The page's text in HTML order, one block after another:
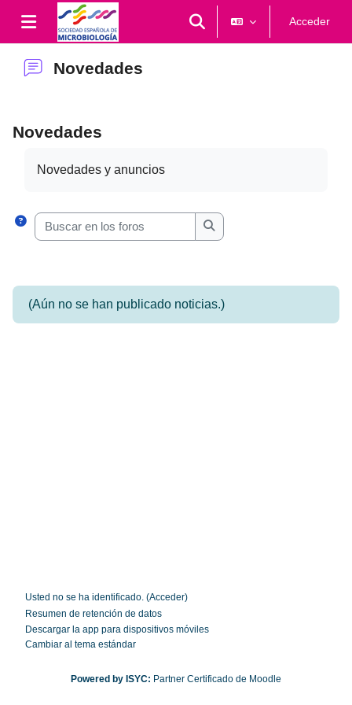
Salta al contenido principal
Panel lateral
Selector de búsqueda de
Acceder
Novedades
Novedades
Novedades y anuncios
Buscar en los foros
Buscar en los foros
(Aún no se han publicado noticias.)
Usted no se ha identificado. (Acceder)
Resumen de retención de datos
Descargar la app para dispositivos móviles
Cambiar al tema estándar
Powered by ISYC: Partner Certificado de Moodle